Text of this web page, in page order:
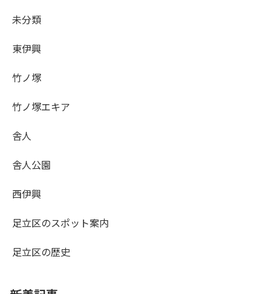
未分類
東伊興
竹ノ塚
竹ノ塚エキア
舎人
舎人公園
西伊興
足立区のスポット案内
足立区の歴史